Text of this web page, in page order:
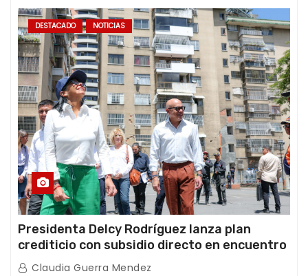
DESTACADO NOTICIAS
Presidenta Delcy Rodríguez lanza plan
crediticio con subsidio directo en encuentro
con Juntas de Condominio
Claudia Guerra Mendez